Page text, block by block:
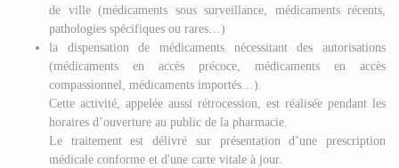
de ville (médicaments sous surveillance, médicaments récents,
pathologies spécifiques ou rares…)
la dispensation de médicaments nécessitant des autorisations
(médicaments en accès précoce, médicaments en accès
compassionnel, médicaments importés…).
Cette activité, appelée aussi rétrocession, est réalisée pendant les
horaires d’ouverture au public de la pharmacie.
Le traitement est délivré sur présentation d’une prescription
médicale conforme et d'une carte vitale à jour.